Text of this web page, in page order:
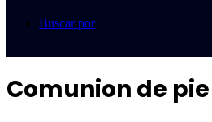
Buscar por
Comunion de